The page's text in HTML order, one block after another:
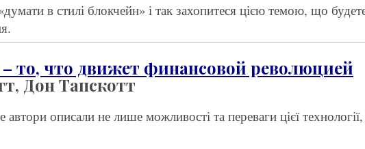
в стилі блокчейн» і так захопитеся цією темою, що
то, что движет финансовой революцией
Дон Тапскотт
описали не лише можливості та переваги цієї